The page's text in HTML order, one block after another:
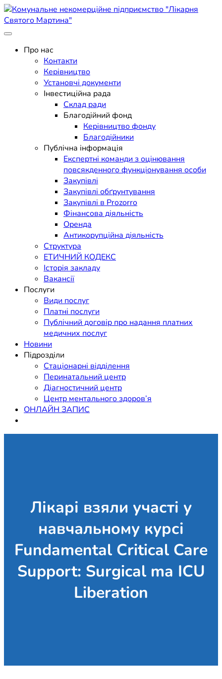
Skip
to
content
Комунальне некомерційне
підприємство "Лікарня
Святого Мартина"
Поліклініка Мукачево
Про нас
Контакти
Керівництво
Установчі документи
Інвестиційна рада
Склад ради
Благодійний фонд
Керівництво фонду
Благодійники
Публічна інформація
Експертні команди з оцінювання
повсякденного функціонування особи
Закупівлі
Закупівлі обґрунтування
Закупівлі в Prozorro
Фінансова діяльність
Оренда
Антикорупційна діяльність
Структура
ЕТИЧНИЙ КОДЕКС
Історія закладу
Вакансії
Послуги
Види послуг
Платні послуги
Публічний договір про надання платних
медичних послуг
Новини
Підрозділи
Стаціонарні відділення
Перинатальний центр
Діагностичний центр
Центр ментального здоров’я
ОНЛАЙН ЗАПИС
Лікарі взяли участі у
навчальному курсі
Fundamental Critical Care
Support: Surgical ma ICU
Liberation